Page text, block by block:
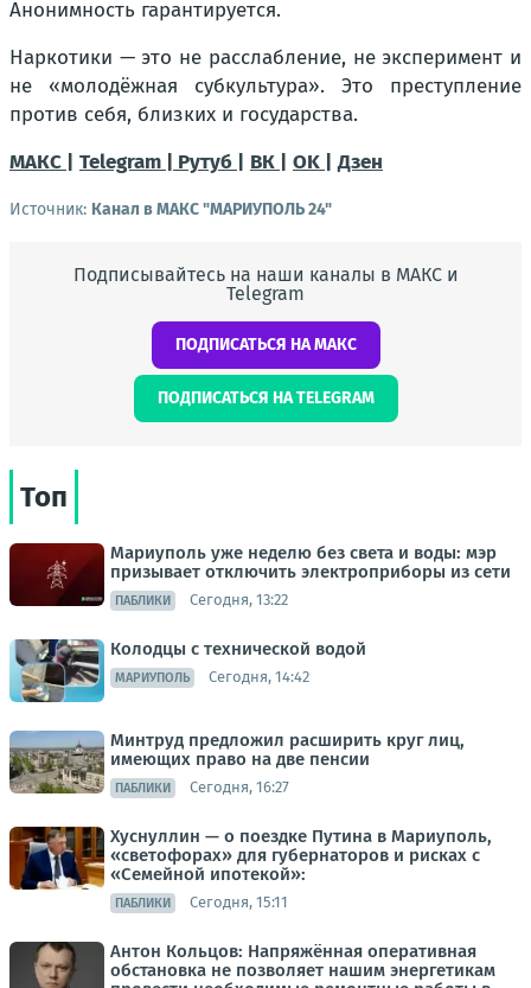
Анонимность гарантируется.
Наркотики — это не расслабление, не эксперимент и
не «молодёжная субкультура». Это преступление
против себя, близких и государства.
МАКС | Telegram | Рутуб | ВК | OK | Дзен
Источник: Канал в МАКС "МАРИУПОЛЬ 24"
Подписывайтесь на наши каналы в МАКС и
Telegram
ПОДПИСАТЬСЯ НА МАКС
ПОДПИСАТЬСЯ НА TELEGRAM
Топ
Мариуполь уже неделю без света и воды: мэр
призывает отключить электроприборы из сети
ПАБЛИКИ Сегодня, 13:22
Колодцы с технической водой
МАРИУПОЛЬ Сегодня, 14:42
Минтруд предложил расширить круг лиц,
имеющих право на две пенсии
ПАБЛИКИ Сегодня, 16:27
Хуснуллин — о поездке Путина в Мариуполь,
«светофорах» для губернаторов и рисках с
«Семейной ипотекой»:
ПАБЛИКИ Сегодня, 15:11
Антон Кольцов: Напряжённая оперативная
обстановка не позволяет нашим энергетикам